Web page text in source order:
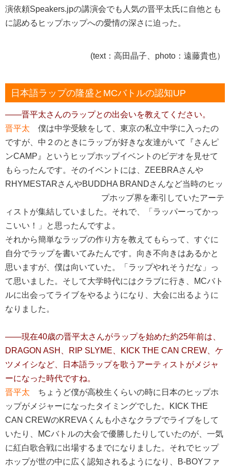
演依頼Speakers.jpの講演会でも人気の晋平太氏に自他とも
に認めるヒップホップへの愛情の深さに迫った。
(text：高田晶子、photo：遠藤貴也）
日本語ラップの隆盛とMCバトルの認知UP
――晋平太さんのラップとの出会いを教えてください。
晋平太 僕は中学受験をして、東京の私立中学に入ったの
ですが、中２のときにラップが好きな友達がいて『さんピ
ンCAMP』というヒップホップイベントのビデオを見せて
もらったんです。 そのイベントには、ZEEBRAさんや
RHYMESTARさんやBUDDHA BRANDさんなど当時のヒ ッ
プホップ界を牽引していたアーテ
ィストが集結していました。それで、「ラッパーってかっ
こいい！」と思ったんですよ。
それから簡単なラップの作り方を教えてもらって、すぐに
自分でラップを書いてみたんです。向き不向きはあるかと
思いますが、僕は向いていた。「ラップやれそうだな」っ
て思いました。そして大学時代にはクラブに行き、MCバト
ルに出会ってライブをやるようになり、大会に出るように
なりました。
――現在40歳の晋平太さんがラップを始めた約25年前は、
DRAGON ASH、RIP SLYME、KICK THE CAN CREW、ケ
ツメイシなど、日本語ラップを歌うアーティストがメジャ
ーになった時代ですね。
晋平太 ちょうど僕が高校生くらいの時に日本のヒップホ
ップがメジャーになったタイミングでした。KICK THE
CAN CREWのKREVAくんも小さなクラブでライブをして
いたり、MCバトルの大会で優勝したりしていたのが、一気
に紅白歌合戦に出場するまでになりました。それでヒップ
ホップが世の中に広く認知されるようになり、B-BOYファ